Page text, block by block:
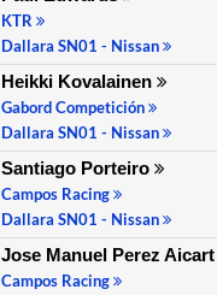
KTR
Dallara SN01 - Nissan
Heikki Kovalainen
Gabord Competición
Dallara SN01 - Nissan
Santiago Porteiro
Campos Racing
Dallara SN01 - Nissan
Jose Manuel Perez Aicart
Campos Racing